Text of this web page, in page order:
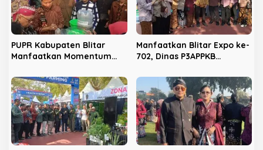
o
s
PUPR Kabupaten Blitar
Manfaatkan Momentum
Dekatkan Pelayanan Publik
Manfaatkan Blitar Expo ke-
702, Dinas P3APPKB
dan Pencegahan
Kekerasan Anak